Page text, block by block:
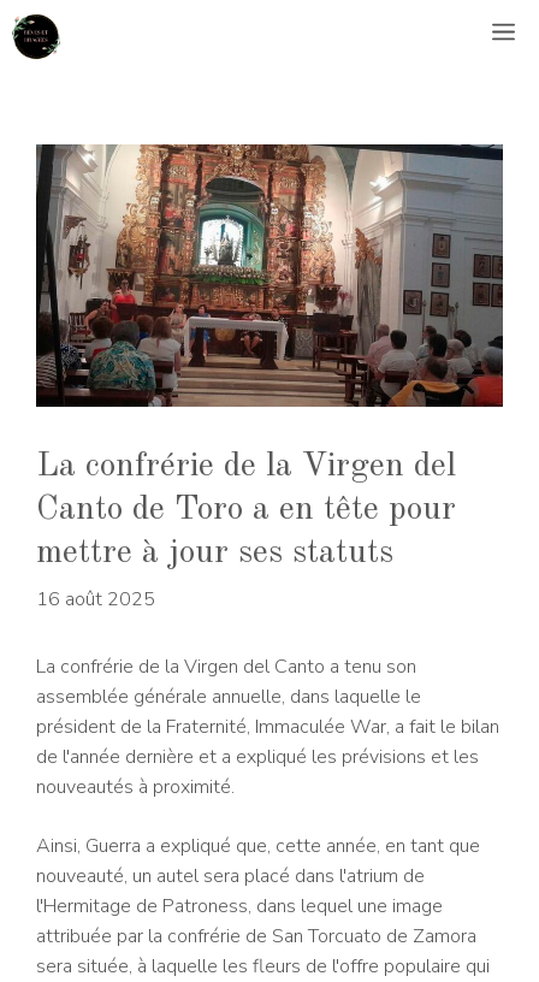
Aller
au
La confrérie de la Virgen del
Canto de Toro a en tête pour
mettre à jour ses statuts
16 août 2025
La confrérie de la Virgen del Canto a tenu son
assemblée générale annuelle, dans laquelle le
président de la Fraternité, Immaculée War, a fait le bilan
de l'année dernière et a expliqué les prévisions et les
nouveautés à proximité.
Ainsi, Guerra a expliqué que, cette année, en tant que
nouveauté, un autel sera placé dans l'atrium de
l'Hermitage de Patroness, dans lequel une image
attribuée par la confrérie de San Torcuato de Zamora
sera située, à laquelle les fleurs de l'offre populaire qui